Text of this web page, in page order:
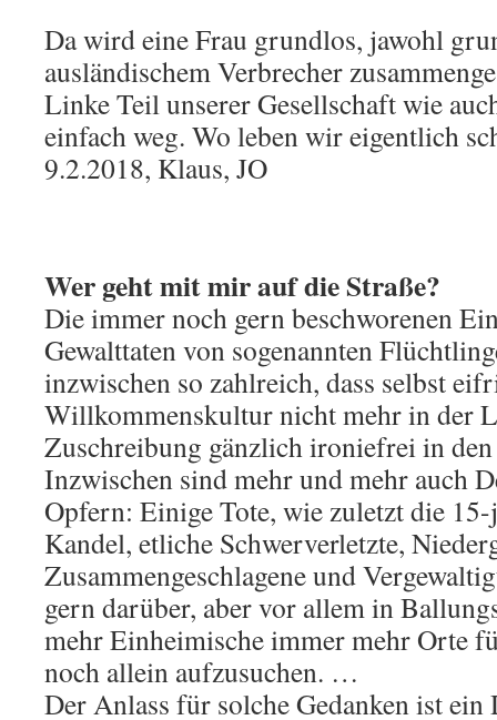
Da wird eine Frau grundlos, jawohl
ausländischem Verbrecher
Linke Teil unserer Gesellschaft wie
einfach weg. Wo leben wir eigentlich
9.2.2018, Klaus, JO
Wer geht mit mir auf die Straße?
Die immer noch gern beschworenen
Gewalttaten von sogenannten
inzwischen so zahlreich, dass selbst
Willkommenskultur nicht mehr in der
Zuschreibung gänzlich ironiefrei in
Inzwischen sind mehr und mehr auch
Opfern: Einige Tote, wie zuletzt die
Kandel, etliche Schwerverletzte,
Zusammengeschlagene und
gern darüber, aber vor allem in
mehr Einheimische immer mehr Orte
noch allein aufzusuchen. …
Der Anlass für solche Gedanken ist